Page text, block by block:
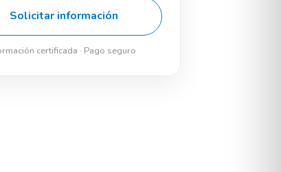
Solicitar información
certificada · Pago seguro